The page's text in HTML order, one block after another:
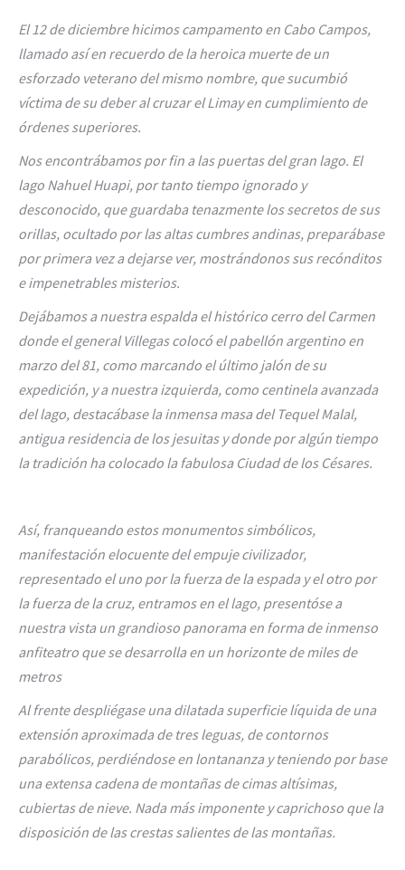
El 12 de diciembre hicimos campamento en Cabo Campos,
llamado así en recuerdo de la heroica muerte de un
esforzado veterano del mismo nombre, que sucumbió
víctima de su deber al cruzar el Limay en cumplimiento de
órdenes superiores.
Nos encontrábamos por fin a las puertas del gran lago. El
lago Nahuel Huapi, por tanto tiempo ignorado y
desconocido, que guardaba tenazmente los secretos de sus
orillas, ocultado por las altas cumbres andinas, preparábase
por primera vez a dejarse ver, mostrándonos sus recónditos
e impenetrables misterios.
Dejábamos a nuestra espalda el histórico cerro del Carmen
donde el general Villegas colocó el pabellón argentino en
marzo del 81, como marcando el último jalón de su
expedición, y a nuestra izquierda, como centinela avanzada
del lago, destacábase la inmensa masa del Tequel Malal,
antigua residencia de los jesuitas y donde por algún tiempo
la tradición ha colocado la fabulosa Ciudad de los Césares.
Así, franqueando estos monumentos simbólicos,
manifestación elocuente del empuje civilizador,
representado el uno por la fuerza de la espada y el otro por
la fuerza de la cruz, entramos en el lago, presentóse a
nuestra vista un grandioso panorama en forma de inmenso
anfiteatro que se desarrolla en un horizonte de miles de
metros
Al frente despliégase una dilatada superficie líquida de una
extensión aproximada de tres leguas, de contornos
parabólicos, perdiéndose en lontananza y teniendo por base
una extensa cadena de montañas de cimas altísimas,
cubiertas de nieve. Nada más imponente y caprichoso que la
disposición de las crestas salientes de las montañas.